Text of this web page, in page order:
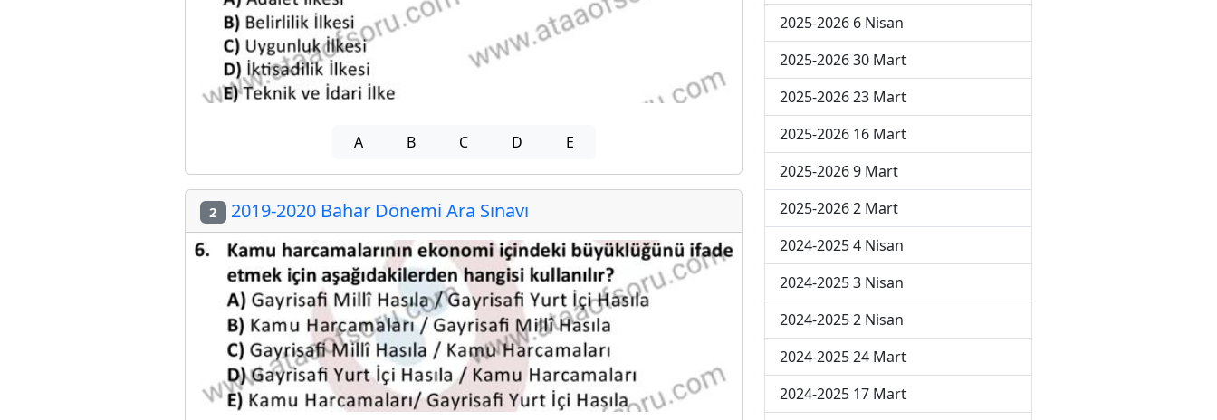
A B C D E
2 2019-2020 Bahar Dönemi Ara Sınavı
2025-2026 6 Nisan
2025-2026 30 Mart
2025-2026 23 Mart
2025-2026 16 Mart
2025-2026 9 Mart
2025-2026 2 Mart
2024-2025 4 Nisan
2024-2025 3 Nisan
2024-2025 2 Nisan
2024-2025 24 Mart
2024-2025 17 Mart